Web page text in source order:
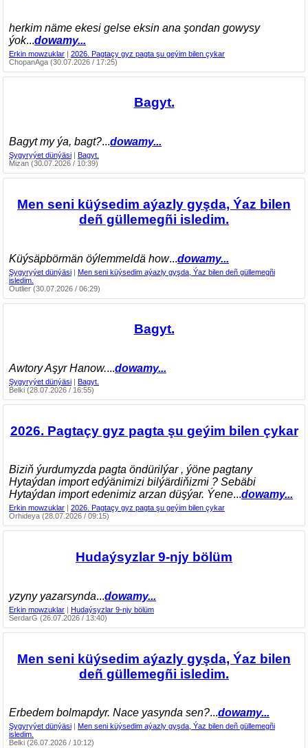
herkim näme ekesi gelse eksin ana şondan gowysy
ýok...dowamy...
Erkin mowzuklar | 2026. Pagtaçy gyz pagta şu geýim bilen çykar
ChopanAga (30.07.2026 / 17:25)
Bagyt.
Bagyt my ýa, bagt?...dowamy...
Şygyryýet dünýäsi | Bagyt.
Mizan (30.07.2026 / 10:39)
Men seni küýsedim aýazly gyşda, Ýaz bilen
deñ güllemegñi isledim.
Küýsäpbörmän öýlemmeldä how...dowamy...
Şygyryýet dünýäsi | Men seni küýsedim aýazly gyşda, Ýaz bilen deñ güllemegñi
isledim.
Outlier (30.07.2026 / 06:29)
Bagyt.
Awtory Aşyr Hanow....dowamy...
Şygyryýet dünýäsi | Bagyt.
Belki (28.07.2026 / 16:55)
2026. Pagtaçy gyz pagta şu geýim bilen çykar
Biziň ýurdumyzda pagta öndürilýar , ýöne pagtany
Hytaýdan import edýänimizi bilýärdiňizmi ? Sebäbi
Hytaýdan import edenimiz arzan düşýar. Ýene...dowamy...
Erkin mowzuklar
2026. Pagtaçy gyz pagta şu geýim bilen çykar
Orhideya (28.07.2026 / 09:15)
Hudaýsyzlar 9-njy bölüm
yzyny yazarsynda...dowamy...
Erkin mowzuklar | Hudaýsyzlar 9-njy bölüm
SerdarG (26.07.2026 / 13:40)
Men seni küýsedim aýazly gyşda, Ýaz bilen
deñ güllemegñi isledim.
Erbedem bolmapdyr. Nace yasynda sen?...dowamy...
Şygyryýet dünýäsi
Men seni küýsedim aýazly gyşda, Ýaz bilen deñ güllemegñi
isledim.
Belki (26.07.2026 / 10:12)